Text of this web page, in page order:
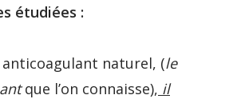
étudiées :
naturel, (le
que l’on connaisse), il